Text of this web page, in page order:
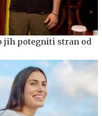
jih potegniti stran od